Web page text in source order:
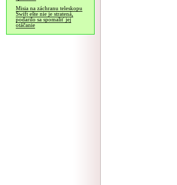
Misia na záchranu teleskopu
Swift ešte nie je stratená,
podarilo sa spomaliť jej
otáčanie